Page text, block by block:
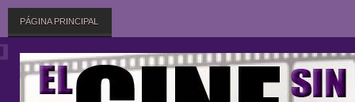
PÁGINA PRINCIPAL